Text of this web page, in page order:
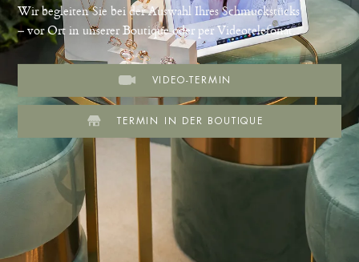
Wir begleiten Sie bei der Auswahl Ihres Schmuckstücks
– vor Ort in unserer Boutique oder per Videotelefonat.
VIDEO-TERMIN
TERMIN IN DER BOUTIQUE